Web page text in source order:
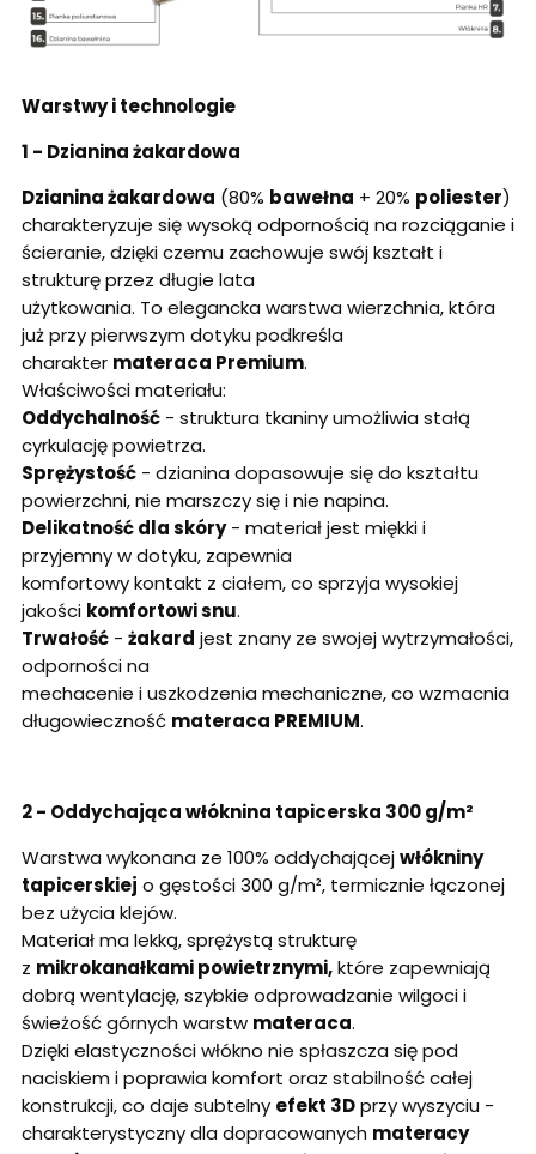
Warstwy i technologie
1 - Dzianina żakardowa
Dzianina żakardowa (80% bawełna + 20% poliester)
charakteryzuje się wysoką odpornością na rozciąganie i
ścieranie, dzięki czemu zachowuje swój kształt i
strukturę przez długie lata
użytkowania. To elegancka warstwa wierzchnia, która
już przy pierwszym dotyku podkreśla
charakter materaca Premium.
Właściwości materiału:
Oddychalność - struktura tkaniny umożliwia stałą
cyrkulację powietrza.
Sprężystość - dzianina dopasowuje się do kształtu
powierzchni, nie marszczy się i nie napina.
Delikatność dla skóry- materiał jest miękki i
przyjemny w dotyku, zapewnia
komfortowy kontakt z ciałem, co sprzyja wysokiej
jakości komfortowi snu.
Trwałość - żakard jest znany ze swojej wytrzymałości,
odporności na
mechacenie i uszkodzenia mechaniczne, co wzmacnia
długowieczność materaca PREMIUM.
2 - Oddychająca włóknina tapicerska 300 g/m²
Warstwa wykonana ze 100% oddychającejwłókniny
tapicerskiej o gęstości 300 g/m², termicznie łączonej
bez użycia klejów.
Materiał ma lekką, sprężystą strukturę
z mikrokanałkami powietrznymi,które zapewniają
dobrą wentylację, szybkie odprowadzanie wilgoci i
świeżość górnych warstw materaca.
Dzięki elastyczności włókno nie spłaszcza się pod
naciskiem i poprawia komfort oraz stabilność całej
konstrukcji, co daje subtelny efekt 3Dprzy wyszyciu -
charakterystyczny dla dopracowanych materacy